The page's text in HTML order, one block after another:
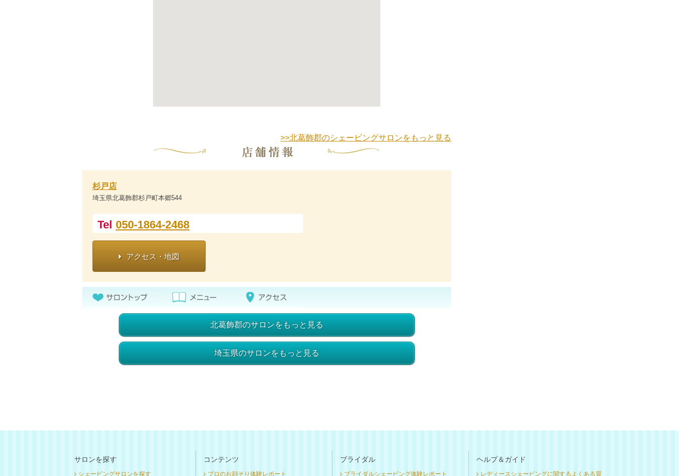
>>北葛飾郡のシェービングサロンをもっと見る
杉戸店
埼玉県北葛飾郡杉戸町本郷544
Tel 050-1864-2468
アクセス・地図
北葛飾郡のサロンをもっと見る
埼玉県のサロンをもっと見る
サロンを探す
シェービングサロンを探す
コンテンツ
プロのお顔そり体験レポート
ブライダル
ブライダルシェービング体験レポート
ヘルプ＆ガイド
レディースシェービングに関するよくある質